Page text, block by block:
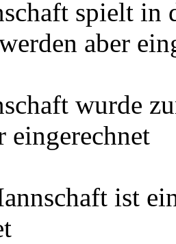
spielt in
aber
wurde
eingerechnet
ist